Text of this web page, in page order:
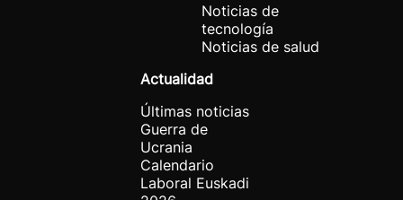
Noticias de
tecnología
Noticias de salud
Actualidad
Últimas noticias
Guerra de
Ucrania
Calendario
Laboral Euskadi